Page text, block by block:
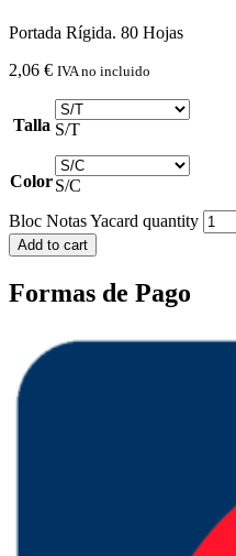
Portada Rígida. 80 Hojas
2,06 € IVA no incluido
Talla S/T
ColorS/C
Bloc Notas Yacard quantity
Add to cart
Formas de Pago